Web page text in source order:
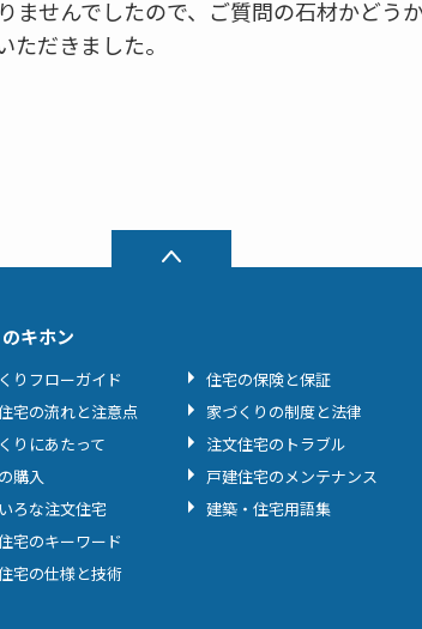
せんでしたので、ご質問の石材かどう
だきました。
キホン
りフローガイド
宅の流れと注意点
りにあたって
購入
ろな注文住宅
宅のキーワード
宅の仕様と技術
住宅の保険と保証
家づくりの制度と法律
注文住宅のトラブル
戸建住宅のメンテナンス
建築・住宅用語集